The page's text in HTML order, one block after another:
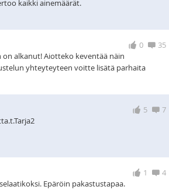
kaikki ainemäärät.
0 35
alkanut! Aiotteko keventää näin
yhteyteyteen voitte lisätä parhaita
5 7
1 4
Epäröin pakastustapaa.